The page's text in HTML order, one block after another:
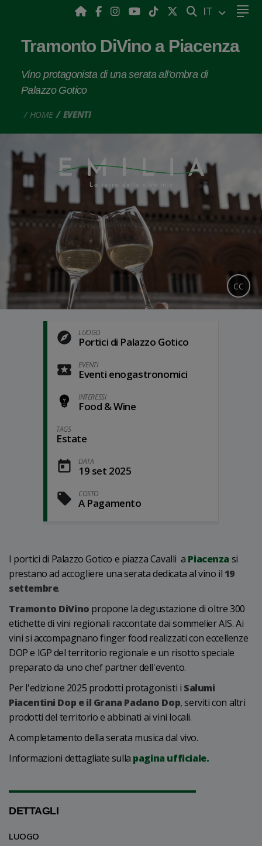
CERCA
IT
Tramonto DiVino a Piacenza
Vino protagonista di una serata all'ombra di
Palazzo Gotico
HOME EVENTI
CC
LUOGO
Portici di Palazzo Gotico
EVENTI
Eventi enogastronomici
INTERESSI
Food & Wine
TAGS
Estate
DATA
19 set 2025
COSTO
A Pagamento
I portici di Palazzo Gotico e piazza Cavalli a Piacenza si
prestano ad accogliere una serata dedicata al vino il 19
settembre.
Tramonto DiVino propone la degustazione di oltre 300
etichette di vini regionali raccontate dai sommelier AIS. Ai
vini si accompagnano finger food realizzati con eccellenze
DOP e IGP del territorio regionale e un risotto speciale
preparato da uno chef partner dell'evento.
Per l'edizione 2025 prodotti protagonisti i Salumi
Piacentini Dop e il Grana Padano Dop, serviti con altri
prodotti del territorio e abbinati ai vini locali.
A completamento della serata musica dal vivo.
Informazioni dettagliate sulla pagina ufficiale.
DETTAGLI
LUOGO